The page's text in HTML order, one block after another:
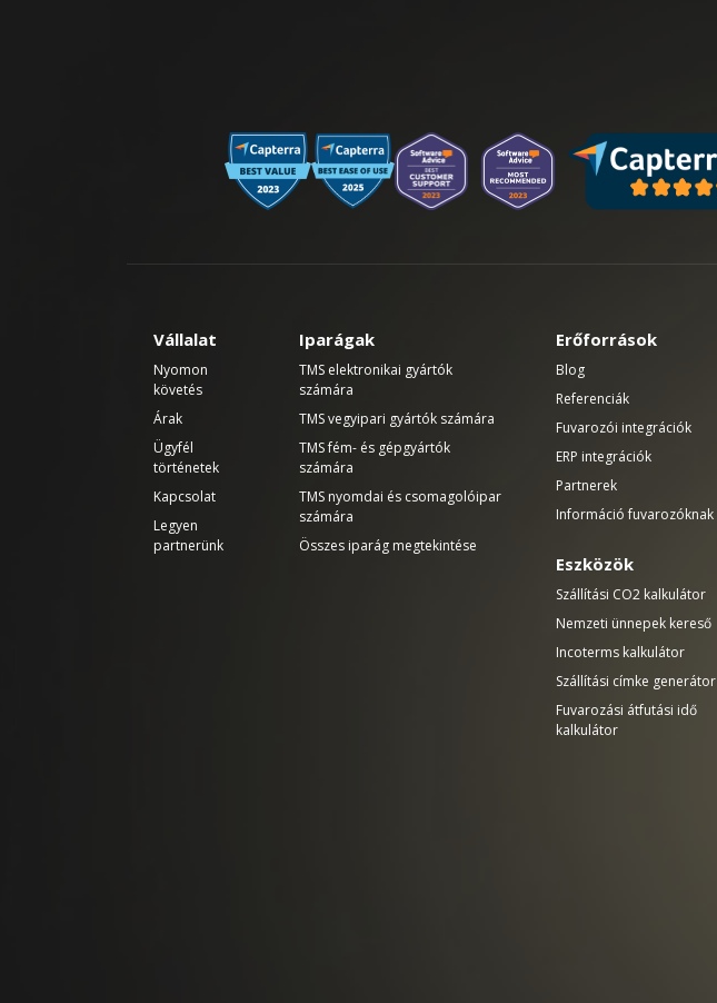
Vállalat
Nyomon
követés
Árak
Ügyfél
történetek
Kapcsolat
Legyen
partnerünk
Iparágak
TMS elektronikai gyártók
számára
TMS vegyipari gyártók számára
TMS fém- és gépgyártók
számára
TMS nyomdai és csomagolóipar
számára
Összes iparág megtekintése
Erőforrások
Blog
Referenciák
Fuvarozói integrációk
ERP integrációk
Partnerek
Információ fuvarozóknak
Eszközök
Szállítási CO2 kalkulátor
Nemzeti ünnepek kereső
Incoterms kalkulátor
Szállítási címke generátor
Fuvarozási átfutási idő
kalkulátor